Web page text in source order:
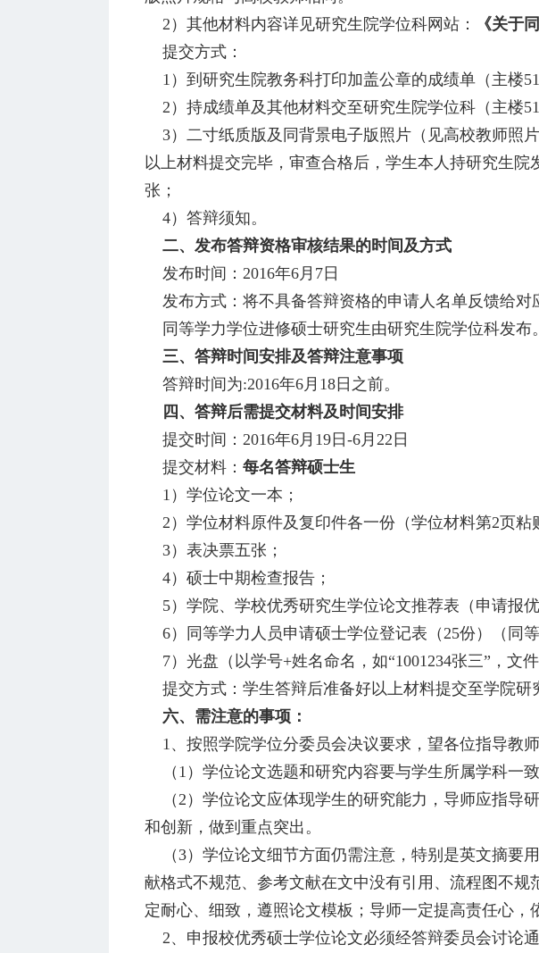
2）其他材料内容详见研究生院学位科网站：
《关于
提交方式：
1）到研究生院教务科打印加盖公章的成绩单（主楼
2）持成绩单及其他材料交至研究生院学位科（主楼
3）二寸纸质版及同背景电子版照片（见高校教师照
以上材料提交完毕，审查合格后，学生本人持研究生
张；
4）答辩须知。
二、发布答辩资格审核结果的时间及方式
发布时间：2016年6月7日
发布方式：将不具备答辩资格的申请人名单反馈给对
同等学力学位进修硕士研究生由研究生院学位科发布。
三、答辩时间安排及答辩注意事项
答辩时间为:2016年6月18日之前。
四、答辩后需提交材料及时间安排
提交时间：2016年6月19日-6月22日
提交材料： 每名答辩硕士生
1）学位论文一本；
2）学位材料原件及复印件各一份（学位材料第2页粘
3）表决票五张；
4）硕士中期检查报告；
5）学院、学校优秀研究生学位论文推荐表（申请报
6）同等学力人员申请硕士学位登记表（25份）（同等
7）光盘（以学号+姓名命名，如“1001234张三”，文
提交方式：学生答辩后准备好以上材料提交至学院研
六、需注意的事项：
1、按照学院学位分委员会决议要求，望各位指导教
（1）学位论文选题和研究内容要与学生所属学科一致
（2）学位论文应体现学生的研究能力，导师应指导
和创新，做到重点突出。
（3）学位论文细节方面仍需注意，特别是英文摘要
献格式不规范、参考文献在文中没有引用、流程图不
定耐心、细致，遵照论文模板；导师一定提高责任心，
2、申报校优秀硕士学位论文必须经答辩委员会讨论